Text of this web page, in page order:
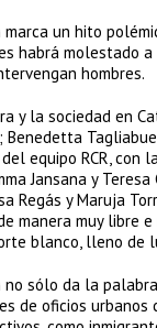
marca un hito
habrá molestado
hombres.
y la sociedad en
Benedetta
del equipo RCR,
Jansana y
Regás y Maruja
manera muy libre
blanco, lleno de
no sólo da la
de oficios urbanos